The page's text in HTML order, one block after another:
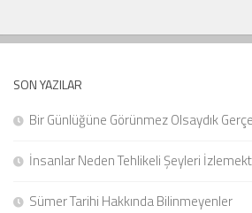
SON YAZILAR
Bir Günlüğüne Görünmez Olsaydık
İnsanlar Neden Tehlikeli Şeyleri
Sümer Tarihi Hakkında Bilinmeyenler